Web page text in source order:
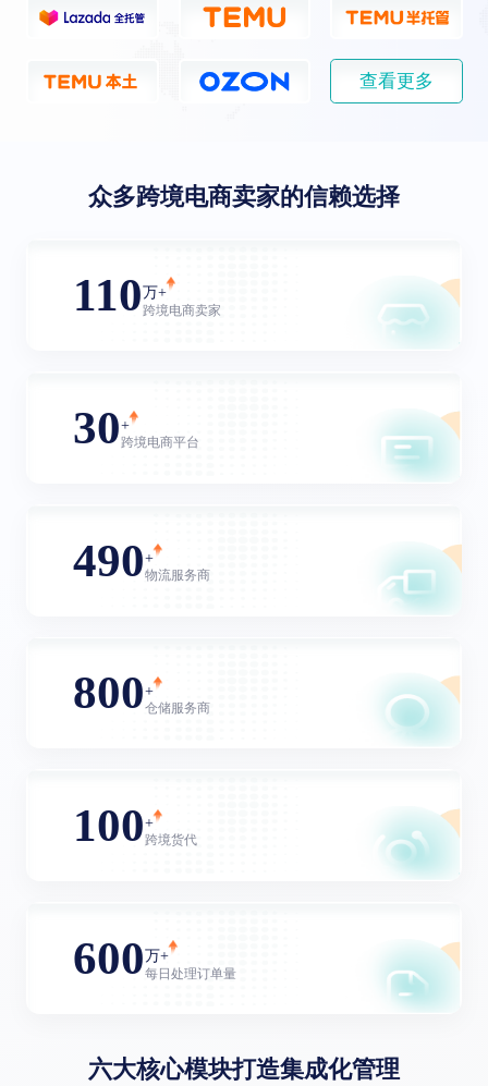
查看更多
众多跨境电商卖家的信赖选择
110万+
跨境电商卖家
30+
跨境电商平台
490+
物流服务商
800+
仓储服务商
100+
跨境货代
600万+
每日处理订单量
六大核心模块打造集成化管理